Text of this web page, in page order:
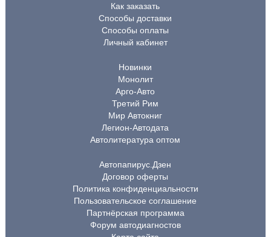
Как заказать
Способы доставки
Способы оплаты
Личный кабинет
Новинки
Монолит
Арго-Авто
Третий Рим
Мир Автокниг
Легион-Автодата
Автолитература оптом
Автопапирус.Дзен
Договор оферты
Политика конфиденциальности
Пользовательское соглашение
Партнёрская программа
Форум автодиагностов